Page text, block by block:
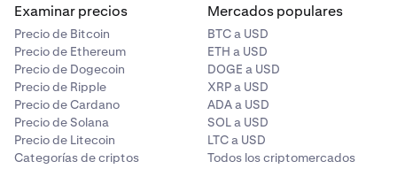
Examinar precios
Precio de Bitcoin
Precio de Ethereum
Precio de Dogecoin
Precio de Ripple
Precio de Cardano
Precio de Solana
Precio de Litecoin
Categorías de criptos
Mercados populares
BTC a USD
ETH a USD
DOGE a USD
XRP a USD
ADA a USD
SOL a USD
LTC a USD
Todos los criptomercados